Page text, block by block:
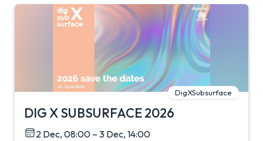
DigXSubsurface
DIG X SUBSURFACE 2026
2 Dec, 08:00 – 3 Dec, 14:00